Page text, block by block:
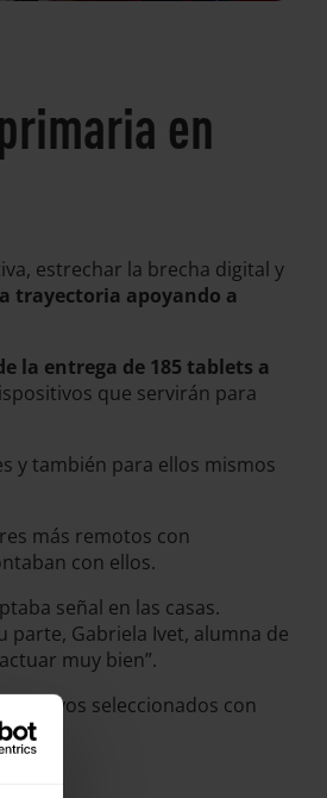
en
estrechar la brecha digital y
trayectoria apoyando a
la entrega de 185 tablets a
que servirán para
y también para ellos mismos
más remotos con
con ellos.
señal en las casas.
Gabriela Ivet, alumna de
muy bien”.
seleccionados con